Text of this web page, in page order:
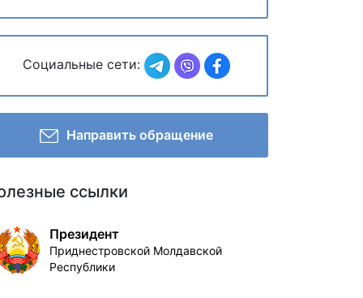
Социальные сети:
Направить обращение
ссылки
Президент
Приднестровской Молдавской
Республики